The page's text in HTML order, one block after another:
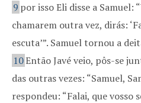
9 por isso Eli disse a Samuel:
chamarem outra vez, dirás:
escuta’”. Samuel tornou a
10Então Javé veio, pôs-se
das outras vezes: “Samuel,
respondeu: “Falai, que vosso